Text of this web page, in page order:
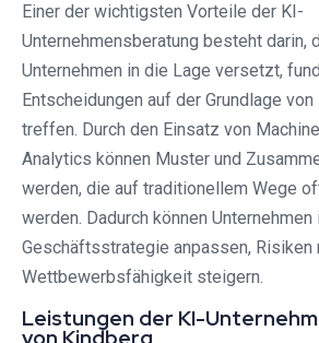
Einer der wichtigsten Vorteile der KI-
Unternehmensberatung besteht darin,
Unternehmen in die Lage versetzt,
Entscheidungen auf der Grundlage
treffen. Durch den Einsatz von
Analytics können Muster und
werden, die auf traditionellem Wege
werden. Dadurch können Unternehmen
Geschäftsstrategie anpassen, Risiken
Wettbewerbsfähigkeit steigern.
Leistungen der KI-